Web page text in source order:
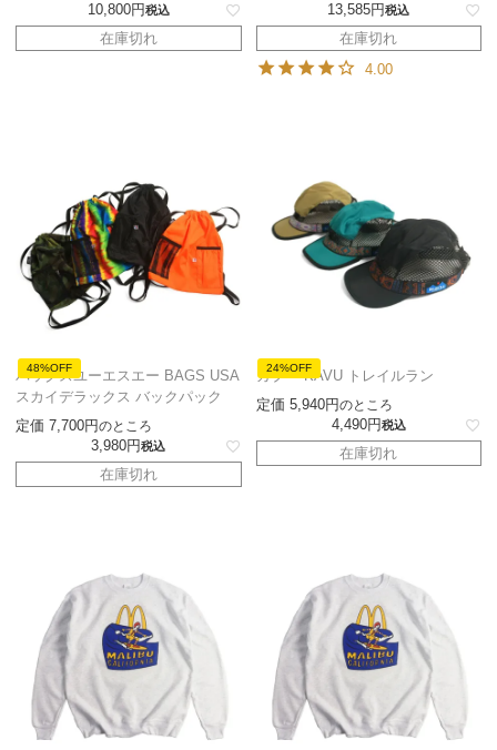
10,800 税込
在庫切れ
13,585 税込
在庫切れ
4.00
48%OFF
バッグスユーエスエー BAGS USA
スカイデラックス バックパック
定価 7,700 のところ
3,980 税込
在庫切れ
24%OFF
カブー KAVU トレイルラン
定価 5,940 のところ
4,490 税込
在庫切れ